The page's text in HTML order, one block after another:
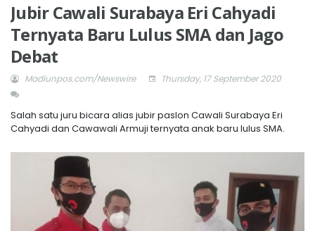
Jubir Cawali Surabaya Eri Cahyadi
Ternyata Baru Lulus SMA dan Jago
Debat
Madiunpos.com/Newswire Thursday, 17 September 2020
Salah satu juru bicara alias jubir paslon Cawali Surabaya Eri
Cahyadi dan Cawawali Armuji ternyata anak baru lulus SMA.